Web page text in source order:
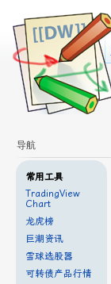
导航
常用工具
TradingView
Chart
龙虎榜
巨潮资讯
雪球选股器
可转债产品行情